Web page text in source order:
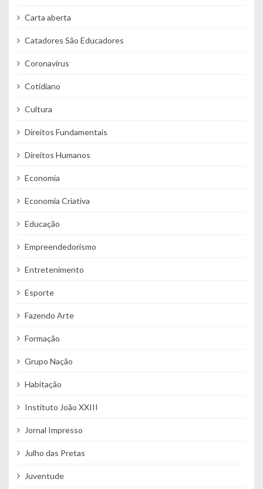
Carta aberta
Catadores São Educadores
Coronavírus
Cotidiano
Cultura
Direitos Fundamentais
Direitos Humanos
Economia
Economia Criativa
Educação
Empreendedorismo
Entretenimento
Esporte
Fazendo Arte
Formação
Grupo Nação
Habitação
Instituto João XXIII
Jornal Impresso
Julho das Pretas
Juventude